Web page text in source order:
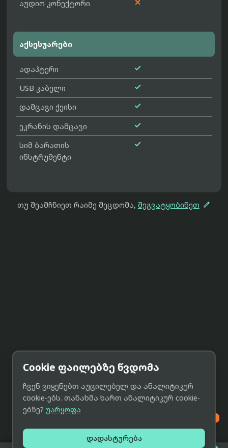
აუდიო კონექტორი
აქსესუარები
ადაპტერი 
USB კაბელი 
დამცავი ქეისი 
ეკრანის დამცავი 
სიმ ბარათის
ინსტრუმენტი

თუ შეამჩნიეთ რაიმე შეცდომა, შეგვატყობინეთ 

Cookie ფაილებზე წვდომა
ჩვენ ვიყენებთ აუცილებელ და ანალიტიკურ
cookie-ებს. თანახმა ხართ ანალიტიკურ cookie-
ებზე? უარყოფა
დადასტურება